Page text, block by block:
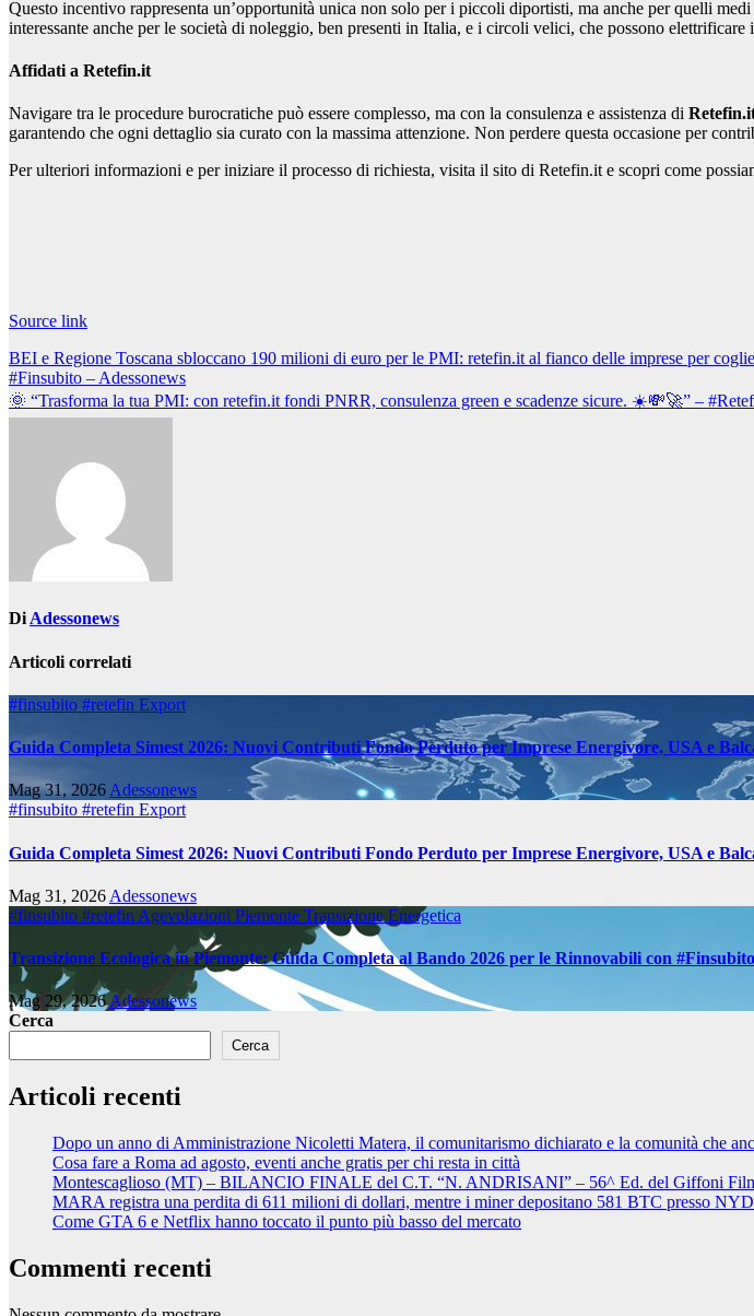
Questo incentivo rappresenta un’opportunità unica non solo per i piccoli diportisti, ma anche per quelli
interessante anche per le società di noleggio, ben presenti in Italia, e i circoli velici, che possono
Affidati a Retefin.it
Navigare tra le procedure burocratiche può essere complesso, ma con la consulenza e assistenza di
garantendo che ogni dettaglio sia curato con la massima attenzione. Non perdere questa occasione per
Per ulteriori informazioni e per iniziare il processo di richiesta, visita il sito di Retefin.it e scopri come
Source link
Navigazione
articoli
BEI e Regione Toscana sbloccano 190 milioni di euro per le PMI: retefin.it al fianco delle imprese per
#Finsubito – Adessonews
🌞 “Trasforma la tua PMI: con retefin.it fondi PNRR, consulenza green e scadenze sicure. ☀️💸🚀” –
Di Adessonews
Articoli correlati
#finsubito #retefin Export
Guida Completa Simest 2026: Nuovi Contributi Fondo Perduto per Imprese Energivore, USA e
Mag 31, 2026 Adessonews
#finsubito #retefin Export
Guida Completa Simest 2026: Nuovi Contributi Fondo Perduto per Imprese Energivore, USA e
Mag 31, 2026 Adessonews
#finsubito #retefin Agevolazioni Piemonte Transizione Energetica
Transizione Ecologica in Piemonte: Guida Completa al Bando 2026 per le Rinnovabili con
Mag 29, 2026Adessonews
Cerca
Cerca
Articoli recenti
Dopo un anno di Amministrazione Nicoletti Matera, il comunitarismo dichiarato e la comunità che
Cosa fare a Roma ad agosto, eventi anche gratis per chi resta in città
Montescaglioso (MT) – BILANCIO FINALE del C.T. “N. ANDRISANI” – 56^ Ed. del Giffoni
MARA registra una perdita di 611 milioni di dollari, mentre i miner depositano 581 BTC presso
Come GTA 6 e Netflix hanno toccato il punto più basso del mercato
Commenti recenti